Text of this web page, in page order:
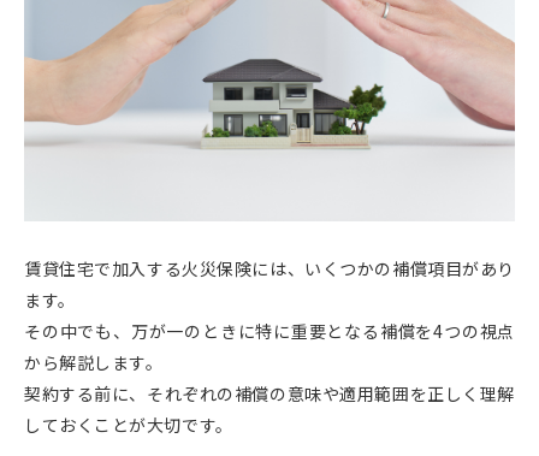
賃貸住宅で加入する火災保険には、いくつかの補償項目があり
ます。
その中でも、万が一のときに特に重要となる補償を4つの視点
から解説します。
契約する前に、それぞれの補償の意味や適用範囲を正しく理解
しておくことが大切です。